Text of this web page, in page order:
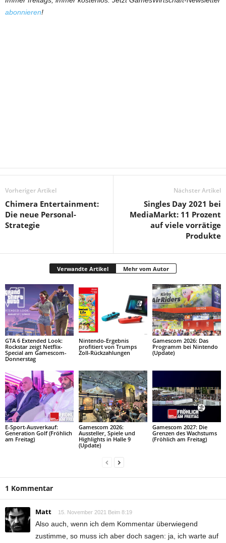
abonnieren!
Vorheriger Artikel
Chimera Entertainment:
Die neue Personal-
Strategie
Nächster Artikel
Singles Day 2021 bei
MediaMarkt: 11 Prozent
auf viele vorrätige
Produkte
Verwandte Artikel Mehr vom Autor
GTA 6 Extended Look:
Rockstar zeigt Netflix-
Special am Gamescom-
Donnerstag
Nintendo-Ergebnis
profitiert von Trumps
Zoll-Rückzahlungen
Gamescom 2026: Das
Programm bei Nintendo
(Update)
E-Sport-Ausverkauf:
Generation Golf (Fröhlich
am Freitag)
Gamescom 2026:
Aussteller, Spiele und
Highlights in Halle 9
(Update)
Gamescom 2027: Die
Grenzen des Wachstums
(Fröhlich am Freitag)
1 Kommentar
Matt 15. November 2021 Beim 8:19
Also auch, wenn ich dem Kommentar überwiegend
zustimme, so muss ich aber doch sagen: ja, ich warte auf